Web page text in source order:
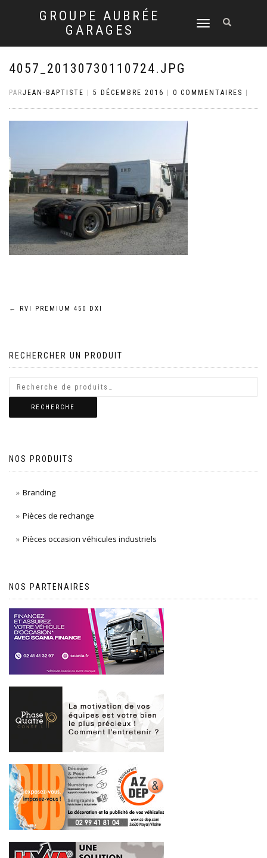
GROUPE AUBRÉE
GARAGES
DÉPLIER
NAVIGATION
4057_20130730110724.JPG
PARJEAN-BAPTISTE 5 DÉCEMBRE 2016 0 COMMENTAIRES
Navigation
l’article
← RVI PREMIUM 450 DXI
RECHERCHER UN PRODUIT
RECHERCHE
NOS PRODUITS
Branding
Pièces de rechange
Pièces occasion véhicules industriels
NOS PARTENAIRES